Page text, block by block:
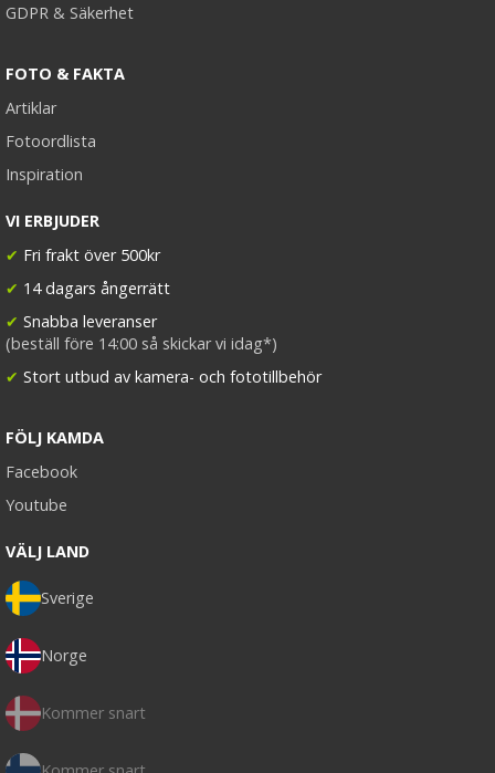
GDPR & Säkerhet
FOTO & FAKTA
Artiklar
Fotoordlista
Inspiration
VI ERBJUDER
✔ Fri frakt över 500kr
✔ 14 dagars ångerrätt
✔ Snabba leveranser
(beställ före 14:00 så skickar vi idag*)
✔ Stort utbud av kamera- och fototillbehör
FÖLJ KAMDA
Facebook
Youtube
VÄLJ LAND
Sverige
Norge
Kommer snart